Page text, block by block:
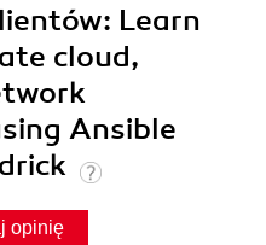
Learn
cloud,
Ansible
opinię